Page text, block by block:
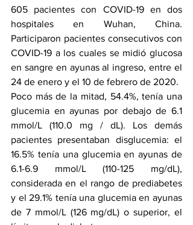
605 pacientes con COVID-19 en dos
hospitales en Wuhan, China.
Participaron pacientes consecutivos con
COVID-19 a los cuales se midió glucosa
en sangre en ayunas al ingreso, entre el
24 de enero y el 10 de febrero de 2020.
Poco más de la mitad, 54.4%, tenía una
glucemia en ayunas por debajo de 6.1
mmol/L (110.0 mg / dL). Los demás
pacientes presentaban disglucemia: el
16.5% tenía una glucemia en ayunas de
6.1-6.9 mmol/L (110-125 mg/dL),
considerada en el rango de prediabetes
y el 29.1% tenía una glucemia en ayunas
de 7 mmol/L (126 mg/dL) o superior, el